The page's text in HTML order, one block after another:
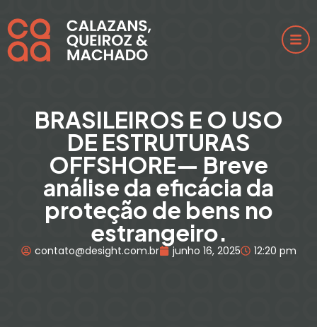
BRASILEIROS E O USO
DE ESTRUTURAS
OFFSHORE— Breve
análise da eficácia da
proteção de bens no
estrangeiro.
contato@desight.com.br junho 16, 2025 12:20 pm